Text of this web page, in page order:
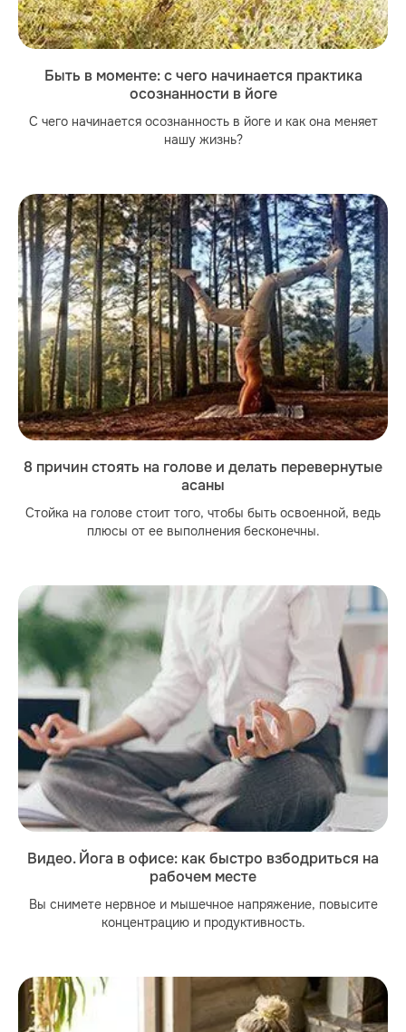
Быть в моменте: с чего начинается практика
осознанности в йоге
С чего начинается осознанность в йоге и как она меняет
нашу жизнь?
8 причин стоять на голове и делать перевернутые
асаны
Стойка на голове стоит того, чтобы быть освоенной, ведь
плюсы от ее выполнения бесконечны.
Видео. Йога в офисе: как быстро взбодриться на
рабочем месте
Вы снимете нервное и мышечное напряжение, повысите
концентрацию и продуктивность.